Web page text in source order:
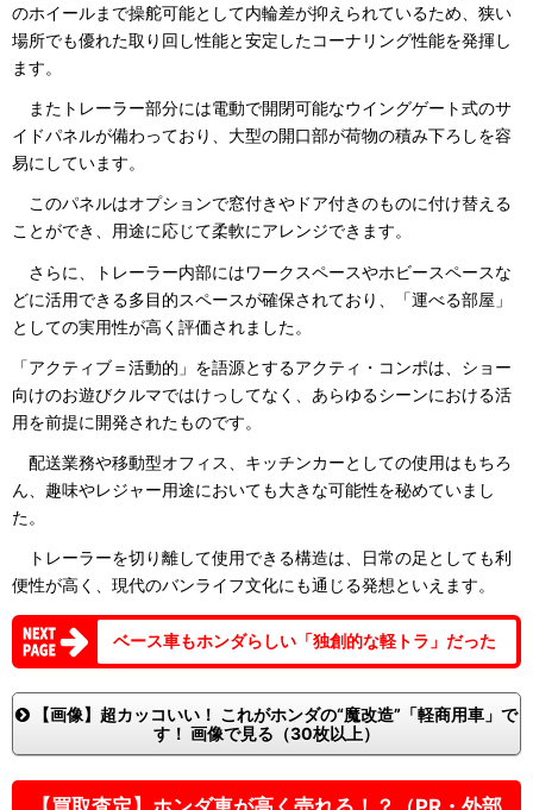
のホイールまで操舵可能として内輪差が抑えられているため、狭い
場所でも優れた取り回し性能と安定したコーナリング性能を発揮し
ます。
またトレーラー部分には電動で開閉可能なウイングゲート式のサ
イドパネルが備わっており、大型の開口部が荷物の積み下ろしを容
易にしています。
このパネルはオプションで窓付きやドア付きのものに付け替える
ことができ、用途に応じて柔軟にアレンジできます。
さらに、トレーラー内部にはワークスペースやホビースペースな
どに活用できる多目的スペースが確保されており、「運べる部屋」
としての実用性が高く評価されました。
「アクティブ＝活動的」を語源とするアクティ・コンポは、ショー
向けのお遊びクルマではけっしてなく、あらゆるシーンにおける活
用を前提に開発されたものです。
配送業務や移動型オフィス、キッチンカーとしての使用はもちろ
ん、趣味やレジャー用途においても大きな可能性を秘めていまし
た。
トレーラーを切り離して使用できる構造は、日常の足としても利
便性が高く、現代のバンライフ文化にも通じる発想といえます。
ベース車もホンダらしい「独創的な軽トラ」だった
【画像】超カッコいい！ これがホンダの“魔改造”「軽商用車」で
す！ 画像で見る（30枚以上）